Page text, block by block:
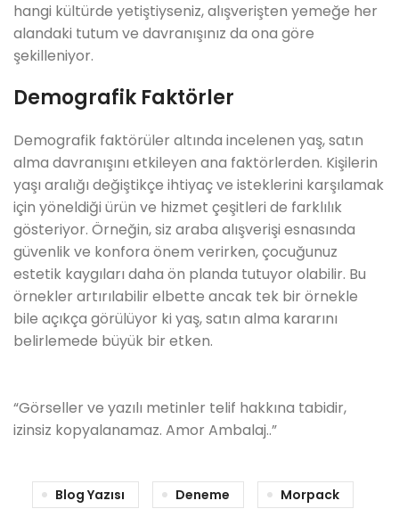
hangi kültürde yetiştiyseniz, alışverişten yemeğe her
alandaki tutum ve davranışınız da ona göre
şekilleniyor.
Demografik Faktörler
Demografik faktörüler altında incelenen yaş, satın
alma davranışını etkileyen ana faktörlerden. Kişilerin
yaşı aralığı değiştikçe ihtiyaç ve isteklerini karşılamak
için yöneldiği ürün ve hizmet çeşitleri de farklılık
gösteriyor. Örneğin, siz araba alışverişi esnasında
güvenlik ve konfora önem verirken, çocuğunuz
estetik kaygıları daha ön planda tutuyor olabilir. Bu
örnekler artırılabilir elbette ancak tek bir örnekle
bile açıkça görülüyor ki yaş, satın alma kararını
belirlemede büyük bir etken.
“Görseller ve yazılı metinler telif hakkına tabidir,
izinsiz kopyalanamaz. Amor Ambalaj..”
Blog Yazısı Deneme Morpack